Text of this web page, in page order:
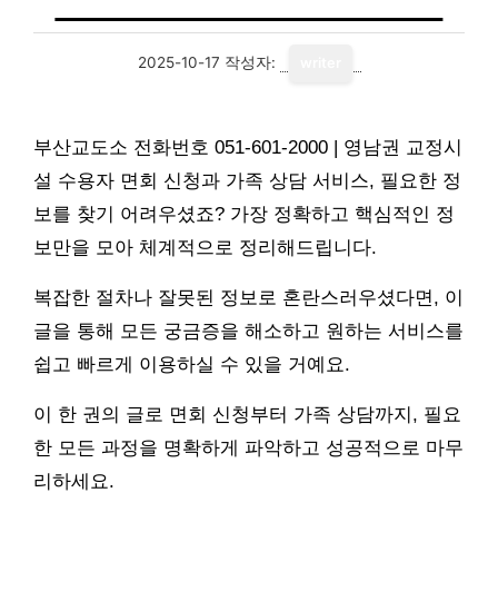
2025-10-17 작성자:
부산교도소 전화번호 051-601-2000 | 영남권 교정시
설 수용자 면회 신청과 가족 상담 서비스, 필요한 정
보를 찾기 어려우셨죠? 가장 정확하고 핵심적인 정
보만을 모아 체계적으로 정리해드립니다.
복잡한 절차나 잘못된 정보로 혼란스러우셨다면, 이
글을 통해 모든 궁금증을 해소하고 원하는 서비스를
쉽고 빠르게 이용하실 수 있을 거예요.
이 한 권의 글로 면회 신청부터 가족 상담까지, 필요
한 모든 과정을 명확하게 파악하고 성공적으로 마무
리하세요.